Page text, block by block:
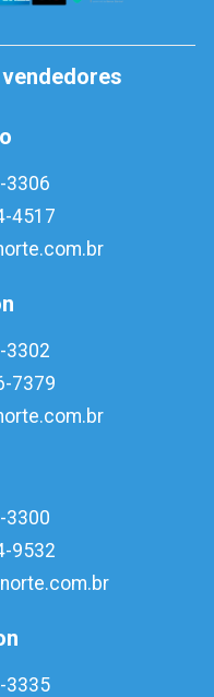
3306
4517
3302
7379
3300
9532
3335